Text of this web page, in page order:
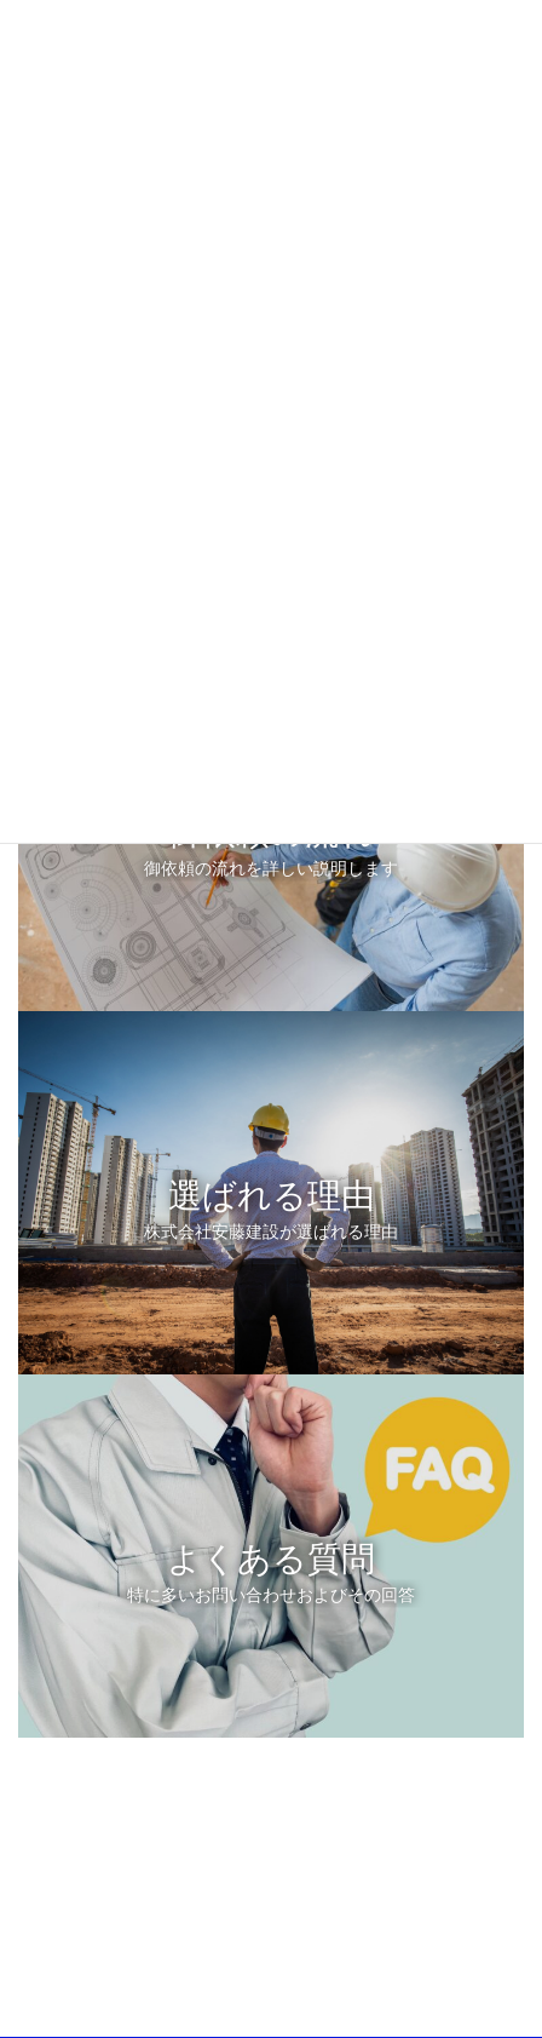
御依頼の流れ
御依頼の流れを詳しい説明します
選ばれる理由
株式会社安藤建設が選ばれる理由
よくある質問
特に多いお問い合わせおよびその回答